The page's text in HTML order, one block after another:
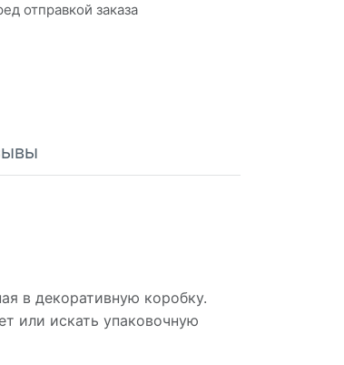
отправкой заказа
в декоративную коробку.
или искать упаковочную